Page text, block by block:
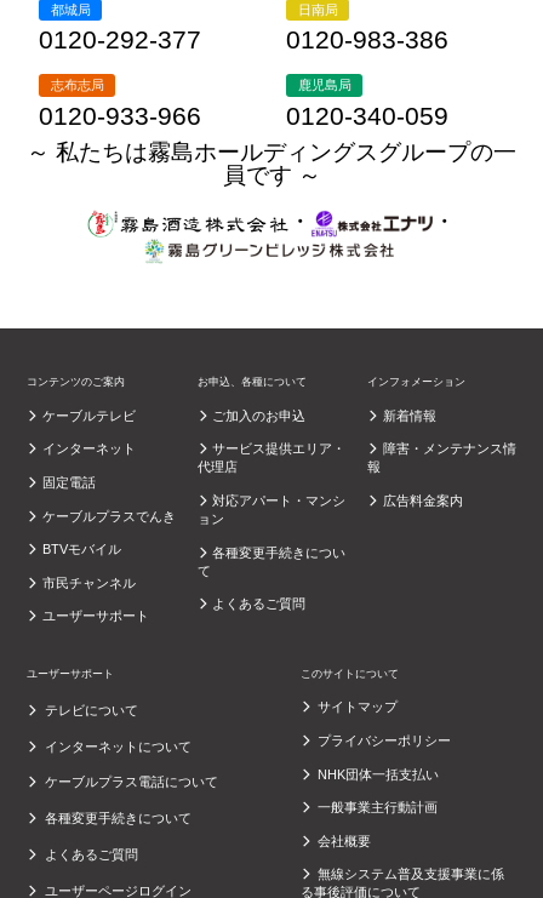
都城局
0120-292-377
日南局
0120-983-386
志布志局
0120-933-966
鹿児島局
0120-340-059
～ 私たちは霧島ホールディングスグループの一
員です ～
・
・
コンテンツのご案内
ケーブルテレビ
インターネット
固定電話
ケーブルプラスでんき
BTVモバイル
市民チャンネル
ユーザーサポート
お申込、各種について
ご加入のお申込
サービス提供エリア・
代理店
対応アパート・マンシ
ョン
各種変更手続きについ
て
よくあるご質問
インフォメーション
新着情報
障害・メンテナンス情
報
広告料金案内
ユーザーサポート
テレビについて
インターネットについて
ケーブルプラス電話について
各種変更手続きについて
よくあるご質問
ユーザーページログイン
このサイトについて
サイトマップ
プライバシーポリシー
NHK団体一括支払い
一般事業主行動計画
会社概要
無線システム普及支援事業に係
る事後評価について